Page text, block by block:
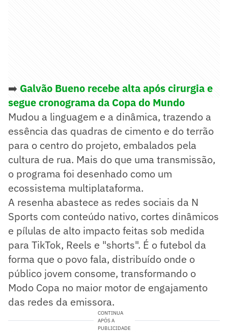
➡️ Galvão Bueno recebe alta após cirurgia e
segue cronograma da Copa do Mundo
Mudou a linguagem e a dinâmica, trazendo a
essência das quadras de cimento e do terrão
para o centro do projeto, embalados pela
cultura de rua. Mais do que uma transmissão,
o programa foi desenhado como um
ecossistema multiplataforma.
A resenha abastece as redes sociais da N
Sports com conteúdo nativo, cortes dinâmicos
e pílulas de alto impacto feitas sob medida
para TikTok, Reels e "shorts". É o futebol da
forma que o povo fala, distribuído onde o
público jovem consome, transformando o
Modo Copa no maior motor de engajamento
das redes da emissora.
CONTINUA
APÓS A
PUBLICIDADE